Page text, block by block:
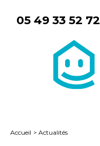
05 49 33 52 72
Accueil Actualités